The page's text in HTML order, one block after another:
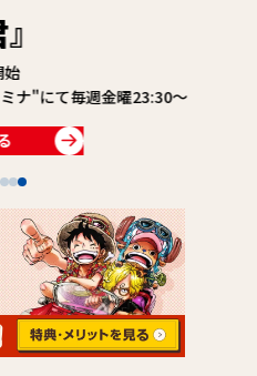
始
ナ"にて毎週金曜23:30～